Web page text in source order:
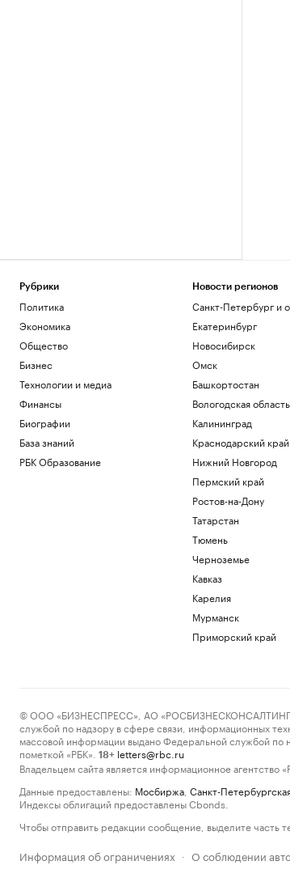
Рубрики
Политика
Экономика
Общество
Бизнес
Технологии и медиа
Финансы
Биографии
База знаний
РБК Образование
Новости регионов
Санкт-Петербург и
Екатеринбург
Новосибирск
Омск
Башкортостан
Вологодская область
Калининград
Краснодарский край
Нижний Новгород
Пермский край
Ростов-на-Дону
Татарстан
Тюмень
Черноземье
Кавказ
Карелия
Мурманск
Приморский край
© ООО «БИЗНЕСПРЕСС», АО «РОСБИЗНЕСКОНСАЛТИНГ»,
службой по надзору в сфере связи, информационных
массовой информации выдано Федеральной службой
пометкой «РБК».
18+ letters@rbc.ru
Владельцем сайта является информационное агентство
Данные предоставлены: Мосбиржа Санкт-
Индексы облигаций предоставлены Cbonds.
Чтобы отправить редакции сообщение, выделите часть
Информация об ограничениях · О соблюдении